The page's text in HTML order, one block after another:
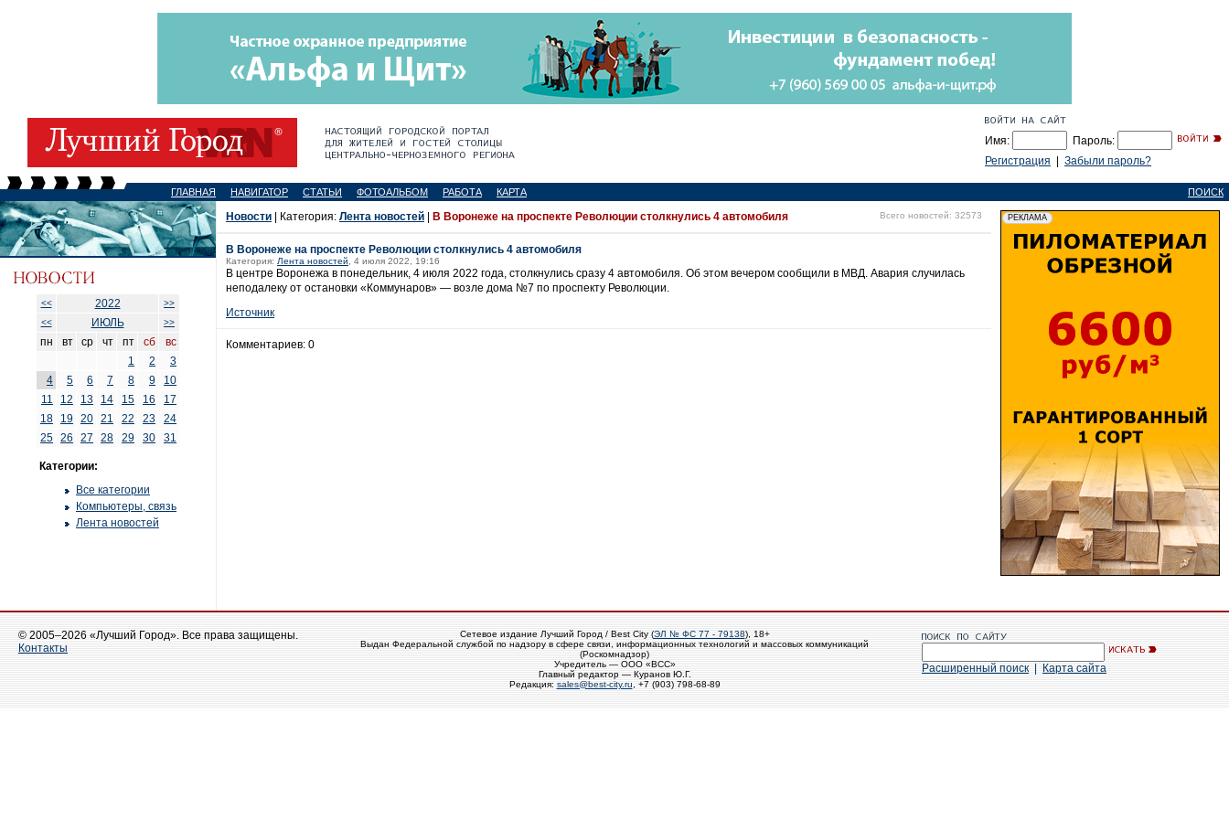
Имя:
Пароль:
Регистрация
Забыли пароль?
ГЛАВНАЯ НАВИГАТОР СТАТЬИ ФОТОАЛЬБОМ РАБОТА КАРТА ПОИСК
<< 2022
>>
<<
ИЮЛЬ >>
пн вт ср чт пт сб
вс
1
2
3
4
5 6 7 8 9
10
11
12 13 14 15 16
17
18
19 20 21 22 23
24
25 26 27 28 29 30 31
Категории:
Все категории
Компьютеры, связь
Лента новостей
Новости | Категория: Лента новостей В Воронеже на проспекте Революции столкнулись 4 автомобиля Всего новостей: 32573
В Воронеже на проспекте Революции столкнулись 4 автомобиля
Категория: Лента новостей , 4 июля 2022, 19:16
В центре Воронежа в понедельник, 4 июля 2022 года, столкнулись сразу 4 автомобиля. Об этом вечером сообщили в МВД. Авария случилась
неподалеку от остановки «Коммунаров» — возле дома №7 по проспекту Революции.
Источник
Комментариев: 0
© 2005–2026 «Лучший Город». Все права защищены.
Контакты
Сетевое издание Лучший Город / Best City (ЭЛ № ФС 77 - 79138), 18+
Выдан Федеральной службой по надзору в сфере связи, информационных технологий и массовых коммуникаций
(Роскомнадзор)
Учредитель — ООО «ВСС»
Главный редактор — Куранов Ю.Г.
Редакция: sales@best-city.ru , +7 (903) 798-68-89
Расширенный поиск Карта сайта